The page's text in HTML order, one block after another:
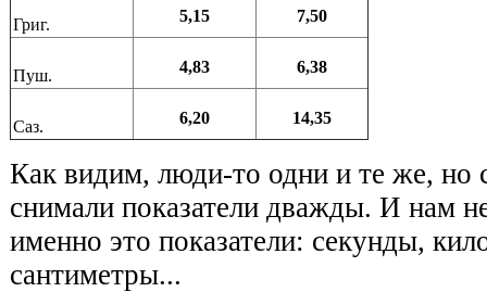
Григ. 5,15 7,50
Пуш. 4,83 6,38
Саз. 6,20 14,35
Как видим, люди-то одни и те же, но
снимали показатели дважды. И нам
именно это показатели: секунды,
сантиметры...